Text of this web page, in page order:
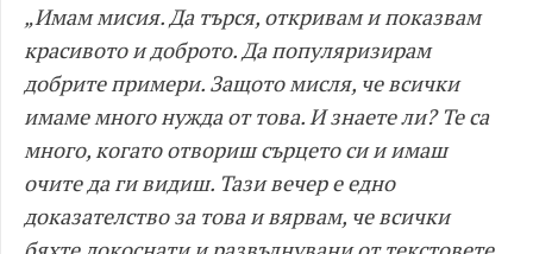
„Имам мисия. Да търся, откривам и показвам
красивото и доброто. Да популяризирам
добрите примери. Защото мисля, че всички
имаме много нужда от това. И знаете ли? Те са
много, когато отвориш сърцето си и имаш
очите да ги видиш. Тази вечер е едно
доказателство за това и вярвам, че всички